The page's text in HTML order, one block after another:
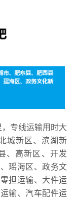
专线运输用时大
城新区、滨湖新
、高新区、开发
瑶海区、政务文
担运输、大件运
输、汽车配件运